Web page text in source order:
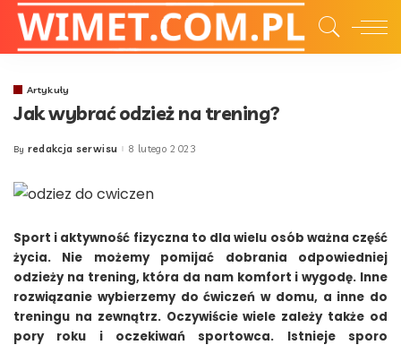
Artykuły
Jak wybrać odzież na trening?
Posted
By redakcja serwisu 8 lutego 2023
Sport i aktywność fizyczna to dla wielu osób ważna część
życia. Nie możemy pomijać dobrania odpowiedniej
odzieży na trening, która da nam komfort i wygodę. Inne
rozwiązanie wybierzemy do ćwiczeń w domu, a inne do
treningu na zewnątrz. Oczywiście wiele zależy także od
pory roku i oczekiwań sportowca. Istnieje sporo